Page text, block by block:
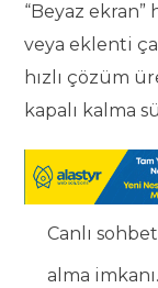
“Beyaz ekran”
veya eklenti
hızlı çözüm
kapalı kalma
Canlı
alma imkanı.